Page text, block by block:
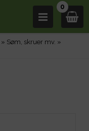
0
» Søm, skruer mv. »